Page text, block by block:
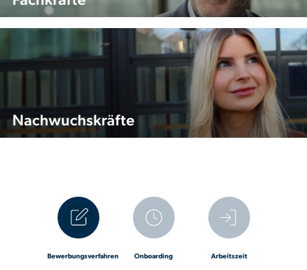
Nachwuchskräfte
Bewerbungsverfahren Onboarding Arbeitszeit